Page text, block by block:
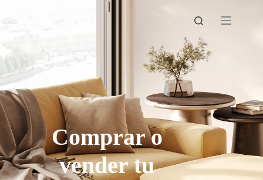
Comprar o
vender tu